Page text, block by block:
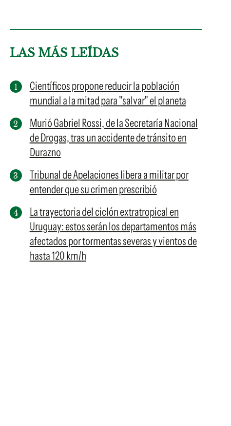
LAS MÁS LEÍDAS
Científicos propone reducir la población
mundial a la mitad para "salvar" el planeta
Murió Gabriel Rossi, de la Secretaría Nacional
de Drogas, tras un accidente de tránsito en
Durazno
Tribunal de Apelaciones libera a militar por
entender que su crimen prescribió
La trayectoria del ciclón extratropical en
Uruguay: estos serán los departamentos más
afectados por tormentas severas y vientos de
hasta 120 km/h